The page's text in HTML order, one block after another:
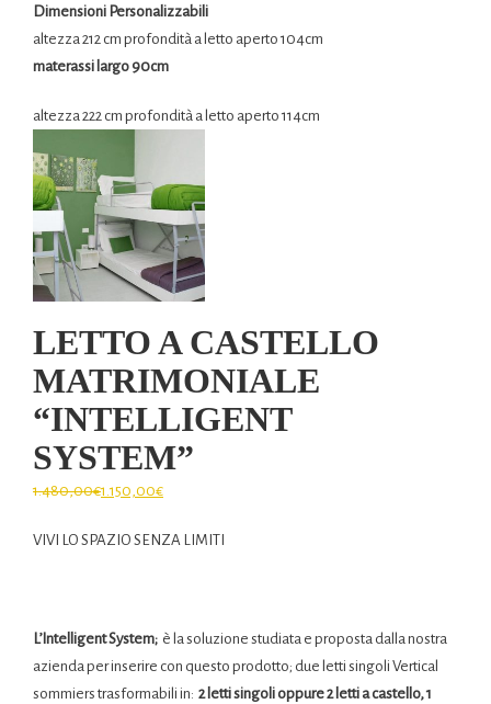
Dimensioni Personalizzabili
altezza 212 cm profondità a letto aperto 104cm
materassi largo 90cm
altezza 222 cm profondità a letto aperto 114cm
LETTO A CASTELLO
MATRIMONIALE
“INTELLIGENT
SYSTEM”
1.480,00€1.150,00€
VIVI LO SPAZIO SENZA LIMITI
L’Intelligent System; è la soluzione studiata e proposta dalla nostra
azienda per inserire con questo prodotto; due letti singoli Vertical
sommiers trasformabili in: 2 letti singoli oppure 2 letti a castello, 1